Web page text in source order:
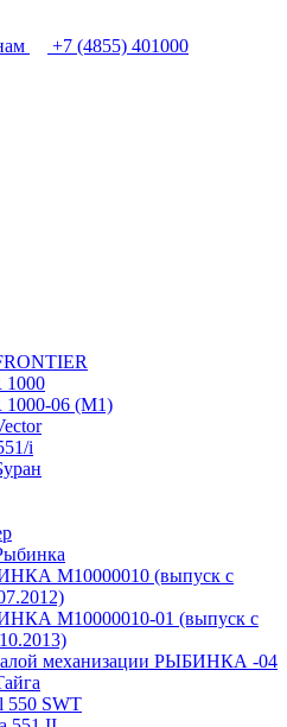
+7 (4855) 401000
1000
1000-06 (М1)
i
M10000010 (выпуск с
M10000010-01 (выпуск с
механизации РЫБИНКА -04
550 SWT